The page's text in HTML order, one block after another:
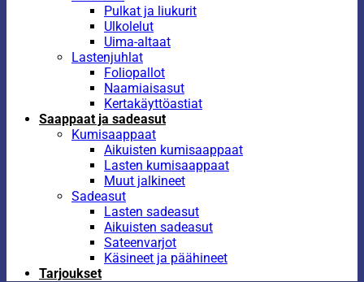
Pulkat ja liukurit
Ulkolelut
Uima-altaat
Lastenjuhlat
Foliopallot
Naamiaisasut
Kertakäyttöastiat
Saappaat ja sadeasut
Kumisaappaat
Aikuisten kumisaappaat
Lasten kumisaappaat
Muut jalkineet
Sadeasut
Lasten sadeasut
Aikuisten sadeasut
Sateenvarjot
Käsineet ja päähineet
Tarjoukset